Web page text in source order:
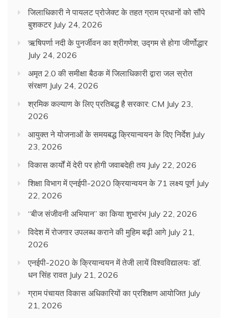
जिलाधिकारी ने पायलट प्रोजेक्ट के तहत ग्राम प्रधानों को सौंपे
बुशकटर July 24, 2026
ऋषिपर्णा नदी के पुनर्जीवन का श्रीगणेश, उद्गम से होगा जीर्णोद्धार
July 24, 2026
अमृत 2.0 की समीक्षा बैठक में जिलाधिकारी द्वारा जल स्रोत
संरक्षण July 24, 2026
श्रमिक कल्याण के लिए प्रतिबद्ध है सरकार: CM July 23,
2026
आयुक्त ने योजनाओं के समयबद्ध क्रियान्वयन के दिए निर्देश July
23, 2026
विकास कार्यों में देरी पर होगी जवाबदेही तय July 22, 2026
शिक्षा विभाग में एनईपी-2020 क्रियान्वयन के 71 लक्ष्य पूर्ण July
22, 2026
“बीज संजीवनी अभियान” का किया शुभारंभ July 22, 2026
विदेश में रोजगार उपलब्ध कराने की मुहिम बढ़ी आगे July 21,
2026
एनईपी-2020 के क्रियान्वयन में तेजी लायें विश्वविद्यालयः डॉ.
धन सिंह रावत July 21, 2026
ग्राम पंचायत विकास अधिकारियों का प्रशिक्षण आयोजित July
21, 2026